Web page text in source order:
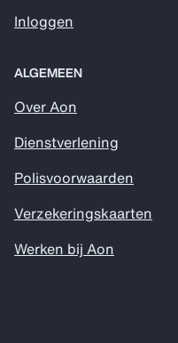
Inloggen
ALGEMEEN
Over Aon
Dienstverlening
Polisvoorwaarden
Verzekeringskaarten
Werken bij Aon